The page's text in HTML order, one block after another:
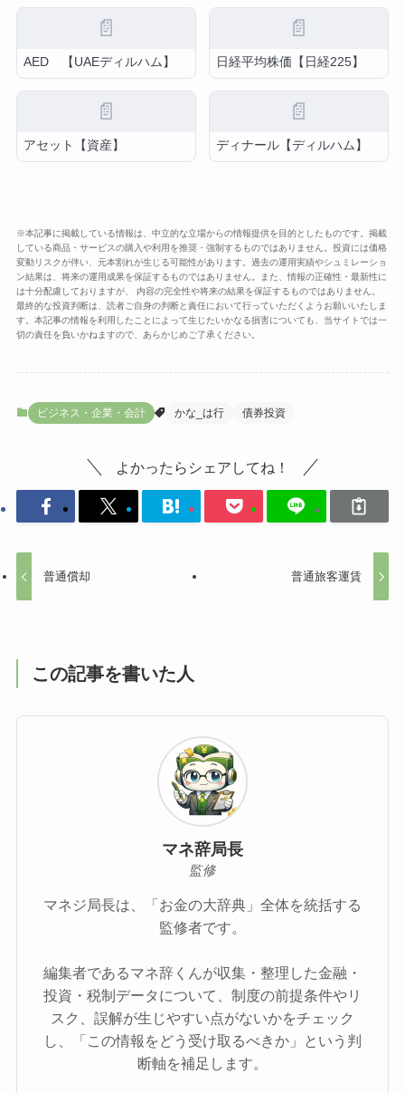
📄
AED 【UAEディルハム】
📄
日経平均株価【日経225】
📄
アセット【資産】
📄
ディナール【ディルハム】
※本記事に掲載している情報は、中立的な立場からの情報提供を目的としたものです。掲載
している商品・サービスの購入や利用を推奨・強制するものではありません。投資には価格
変動リスクが伴い、元本割れが生じる可能性があります。過去の運用実績やシュミレーショ
ン結果は、将来の運用成果を保証するものではありません。また、情報の正確性・最新性に
は十分配慮しておりますが、 内容の完全性や将来の結果を保証するものではありません。
最終的な投資判断は、読者ご自身の判断と責任において行っていただくようお願いいたしま
す。本記事の情報を利用したことによって生じたいかなる損害についても、当サイトでは一
切の責任を負いかねますので、あらかじめご了承ください。
ビジネス・企業・会計 かな_は行 債券投資
よかったらシェアしてね！
普通償却 普通旅客運賃
この記事を書いた人
マネ辞局長
監修
マネジ局長は、「お金の大辞典」全体を統括する
監修者です。
編集者であるマネ辞くんが収集・整理した金融・
投資・税制データについて、制度の前提条件やリ
スク、誤解が生じやすい点がないかをチェック
し、「この情報をどう受け取るべきか」という判
断軸を補足します。